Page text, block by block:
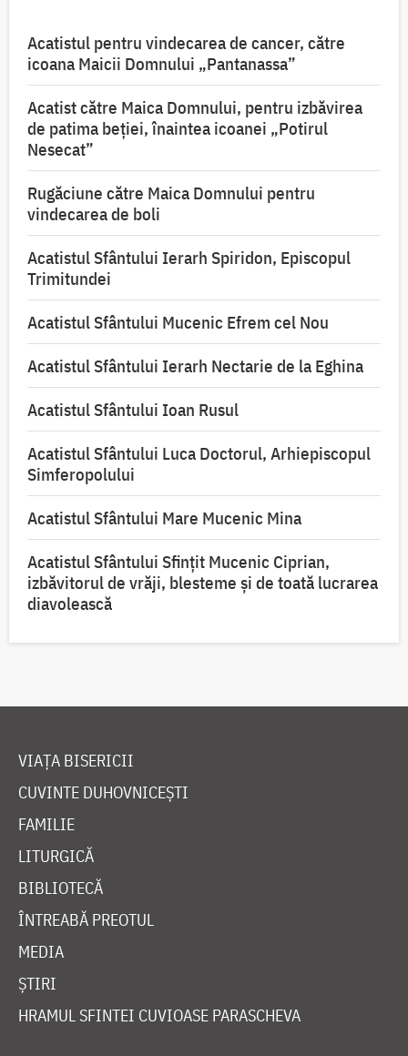
Acatistul pentru vindecarea de cancer, către
icoana Maicii Domnului „Pantanassa”
Acatist către Maica Domnului, pentru izbăvirea
de patima beției, înaintea icoanei „Potirul
Nesecat”
Rugăciune către Maica Domnului pentru
vindecarea de boli
Acatistul Sfântului Ierarh Spiridon, Episcopul
Trimitundei
Acatistul Sfântului Mucenic Efrem cel Nou
Acatistul Sfântului Ierarh Nectarie de la Eghina
Acatistul Sfântului Ioan Rusul
Acatistul Sfântului Luca Doctorul, Arhiepiscopul
Simferopolului
Acatistul Sfântului Mare Mucenic Mina
Acatistul Sfântului Sfințit Mucenic Ciprian,
izbăvitorul de vrăji, blesteme și de toată lucrarea
diavolească
VIAȚA BISERICII
CUVINTE DUHOVNICEȘTI
FAMILIE
LITURGICĂ
BIBLIOTECĂ
ÎNTREABĂ PREOTUL
MEDIA
ȘTIRI
HRAMUL SFINTEI CUVIOASE PARASCHEVA